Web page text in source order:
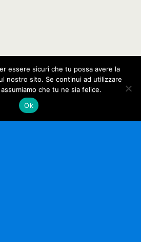
essere sicuri che tu possa avere la
nostro sito. Se continui ad utilizzare
che tu ne sia felice.
Ok